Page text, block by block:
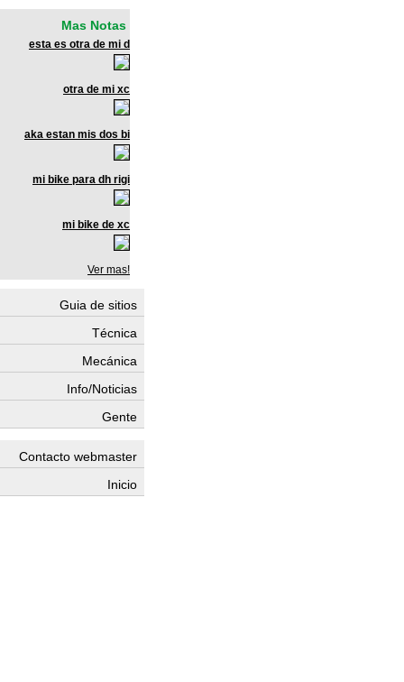
Mas Notas
esta es otra de mi d
otra de mi xc
aka estan mis dos bi
mi bike para dh rigi
mi bike de xc
Ver mas!
Guia de sitios
Técnica
Mecánica
Info/Noticias
Gente
Contacto webmaster
Inicio